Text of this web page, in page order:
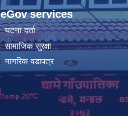
eGov services
घटना दर्ता
सामाजिक सुरक्षा
नागरिक वडापत्र